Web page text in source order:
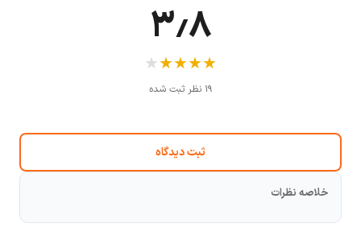
۳٫۸
★
★
★
★
★
۱۹ نظر ثبت شده
ثبت دیدگاه
خلاصه نظرات